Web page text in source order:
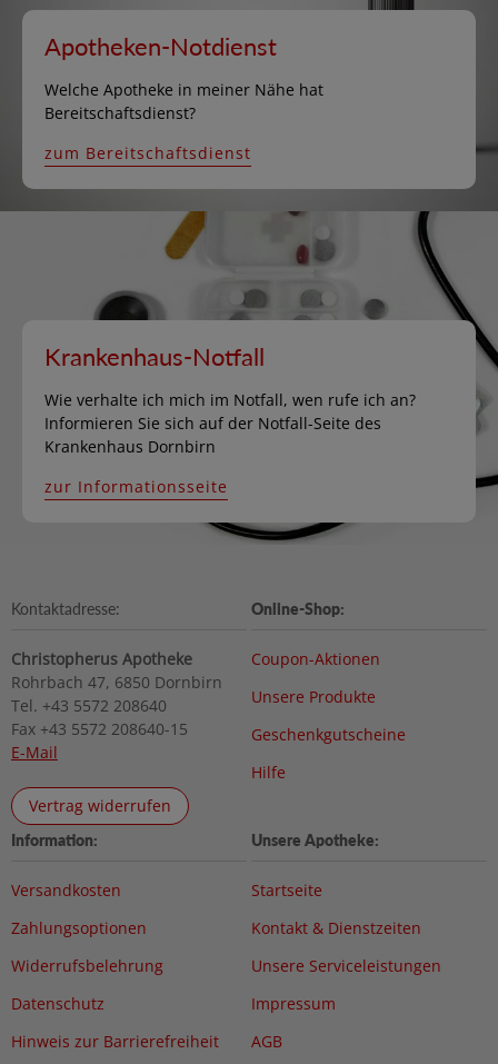
Apotheken-Notdienst
Welche Apotheke in meiner Nähe hat
Bereitschaftsdienst?
zum Bereitschaftsdienst
Krankenhaus-Notfall
Wie verhalte ich mich im Notfall, wen rufe ich an?
Informieren Sie sich auf der Notfall-Seite des
Krankenhaus Dornbirn
zur Informationsseite
Kontaktadresse:
Christopherus Apotheke
Rohrbach 47, 6850 Dornbirn
Tel. +43 5572 208640
Fax +43 5572 208640-15
E-Mail
Vertrag widerrufen
Online-Shop:
Coupon-Aktionen
Unsere Produkte
Geschenkgutscheine
Hilfe
Information:
Versandkosten
Zahlungsoptionen
Widerrufsbelehrung
Datenschutz
Hinweis zur Barrierefreiheit
Unsere Apotheke:
Startseite
Kontakt & Dienstzeiten
Unsere Serviceleistungen
Impressum
AGB